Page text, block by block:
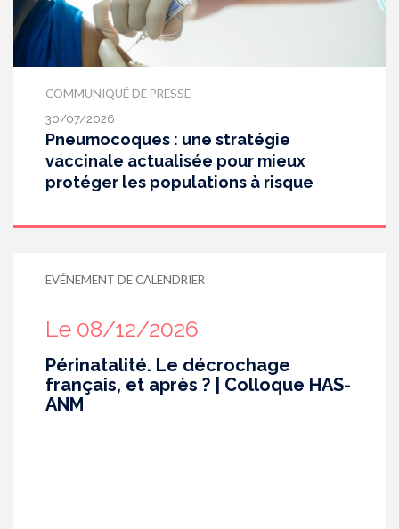
COMMUNIQUÉ DE PRESSE
30/07/2026
Pneumocoques : une stratégie
vaccinale actualisée pour mieux
protéger les populations à risque
EVÉNEMENT DE CALENDRIER
Le 08/12/2026
Périnatalité. Le décrochage
français, et après ? | Colloque HAS-
ANM